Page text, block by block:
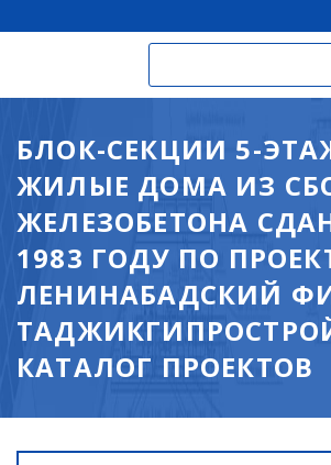
БЛОК-СЕКЦИИ 5-
ЖИЛЫЕ ДОМА ИЗ
ЖЕЛЕЗОБЕТОНА
1983 ГОДУ ПО
ЛЕНИНАБАДСКИЙ
КАТАЛОГ ПРОЕКТОВ